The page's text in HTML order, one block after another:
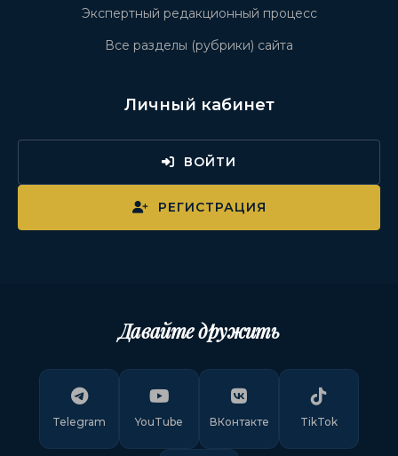
Экспертный редакционный процесс
Все разделы (рубрики) сайта
Личный кабинет
ВОЙТИ
РЕГИСТРАЦИЯ
Давайте дружить
Telegram YouTube ВКонтакте TikTok